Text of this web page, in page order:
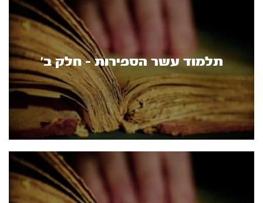
תלמוד עשר הספירות - חלק ב’